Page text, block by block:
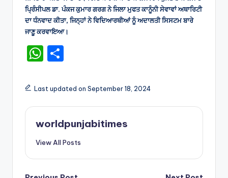
ਪ੍ਰਿੰਸੀਪਲ ਡਾ. ਪੰਕਜ ਕੁਮਾਰ ਗਰਗ ਨੇ ਜਿਲਾ ਮੁਫਤ ਕਾਨੂੰਨੀ ਸੇਵਾਵਾਂ ਅਥਾਰਿਟੀ
ਦਾ ਧੰਨਵਾਦ ਕੀਤਾ, ਜਿਨ੍ਹਾਂ ਨੇ ਵਿਦਿਆਰਥੀਆਂ ਨੂੰ ਅਦਾਲਤੀ ਸਿਸਟਮ ਬਾਰੇ
ਜਾਣੂ ਕਰਵਾਇਆ।
W
a
ts
A
p
ar
e
Last updated on September 18, 2024
worldpunjabitimes
View All Posts